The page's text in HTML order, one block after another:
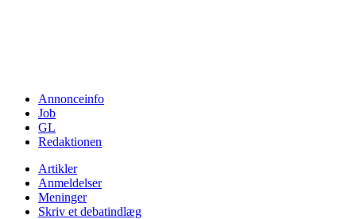
Annonceinfo
Job
GL
Redaktionen
Artikler
Anmeldelser
Meninger
Skriv et debatindlæg